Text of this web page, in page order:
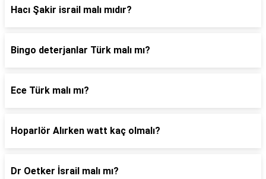
Hacı Şakir israil malı mıdır?
Bingo deterjanlar Türk malı mı?
Ece Türk malı mı?
Hoparlör Alırken watt kaç olmalı?
Dr Oetker İsrail malı mı?